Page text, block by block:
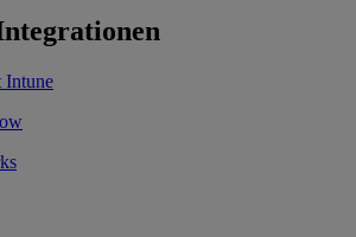
Intune